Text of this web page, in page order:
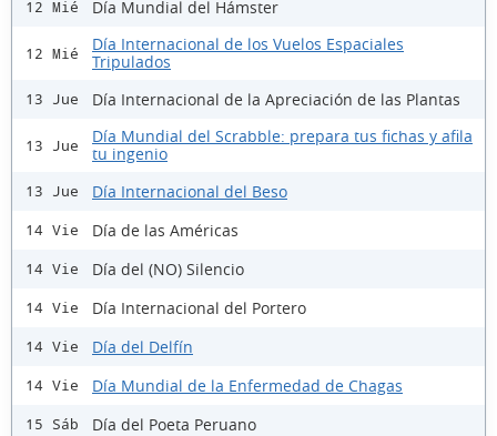
12 Mié Día Mundial del Hámster
12 Mié
Día Internacional de los Vuelos Espaciales
Tripulados
13 Jue Día Internacional de la Apreciación de las Plantas
13 Jue
Día Mundial del Scrabble: prepara tus fichas y afila
tu ingenio
13 Jue Día Internacional del Beso
14 Vie Día de las Américas
14 Vie Día del (NO) Silencio
14 Vie Día Internacional del Portero
14 Vie Día del Delfín
14 Vie Día Mundial de la Enfermedad de Chagas
15 Sáb Día del Poeta Peruano